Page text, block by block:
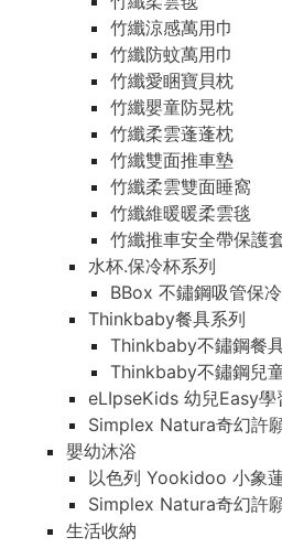
竹纖涼感萬用巾
竹纖防蚊萬用巾
竹纖愛睏寶貝枕
竹纖嬰童防晃枕
竹纖柔雲蓬蓬枕
竹纖雙面推車墊
竹纖柔雲雙面睡窩
竹纖維暖暖柔雲毯
竹纖推車安全帶保護
水杯.保冷杯系列
BBox 不鏽鋼吸管保
Thinkbaby餐具系列
Thinkbaby不鏽鋼餐
Thinkbaby不鏽鋼兒
eLIpseKids 幼兒Easy學
Simplex Natura奇幻許
嬰幼沐浴
以色列 Yookidoo 小象
Simplex Natura奇幻許
生活收納